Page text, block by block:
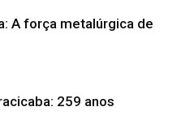
A força metalúrgica de
259 anos